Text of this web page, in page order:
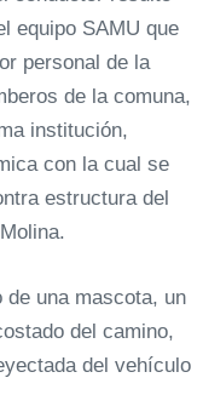
equipo SAMU que
personal de la
de la comuna,
institución,
con la cual se
estructura del
una mascota, un
del camino,
del vehículo